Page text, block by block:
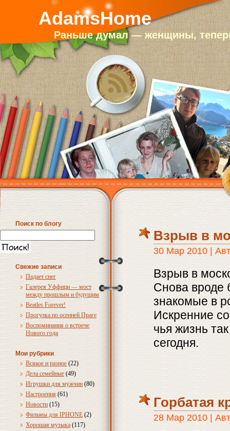
AdamsHome
Раньше думал — женщины,
Поиск по блогу
Свежие записи
Падает снег
Галерея Уффици — мост
между прошлым и будущим
Beatles Forever!
Прогулка по осенней Праге
Воспоминания о встрече
Нового года
Мои рубрики
Всякое и разное (22)
Дела семейные (49)
Игрушки для мужчин (80)
Настроения (61)
Новости (15)
Фильмы для IPHONE (2)
Хорошая музыка (117)
Взрыв в
30 Мар 2010 |
Взрыв в
Снова вроде
знакомые в
Искренние
чья жизнь
сегодня.
Горбатая
28 Мар 2010 |